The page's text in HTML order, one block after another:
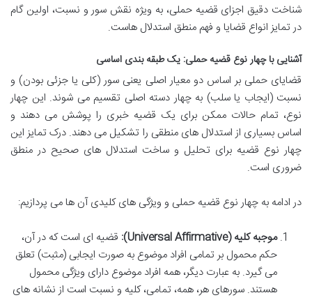
شناخت دقیق اجزای قضیه حملی، به ویژه نقش سور و نسبت، اولین گام
در تمایز انواع قضایا و فهم منطق استدلال هاست.
آشنایی با چهار نوع قضیه حملی: یک طبقه بندی اساسی
قضایای حملی بر اساس دو معیار اصلی یعنی سور (کلی یا جزئی بودن) و
نسبت (ایجاب یا سلب) به چهار دسته اصلی تقسیم می شوند. این چهار
نوع، تمام حالات ممکن برای یک قضیه خبری را پوشش می دهند و
اساس بسیاری از استدلال های منطقی را تشکیل می دهند. درک تمایز این
چهار نوع قضیه برای تحلیل و ساخت استدلال های صحیح در منطق
ضروری است.
در ادامه به چهار نوع قضیه حملی و ویژگی های کلیدی آن ها می پردازیم:
موجبه کلیه (Universal Affirmative):
قضیه ای است که در آن،
حکم محمول بر تمامی افراد موضوع به صورت ایجابی (مثبت) تعلق
می گیرد. به عبارت دیگر، همه افراد موضوع دارای ویژگی محمول
هستند. سورهای هر، همه، تمامی، کلیه و نسبت است از نشانه های